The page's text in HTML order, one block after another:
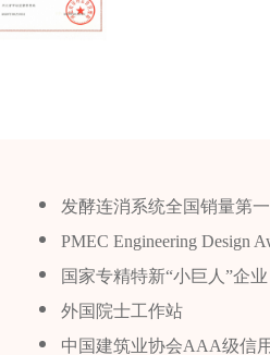
发酵连消系统全国销量第一
PMEC Engineering Design
国家专精特新“小巨人”企业
外国院士工作站
中国建筑业协会AAA级信